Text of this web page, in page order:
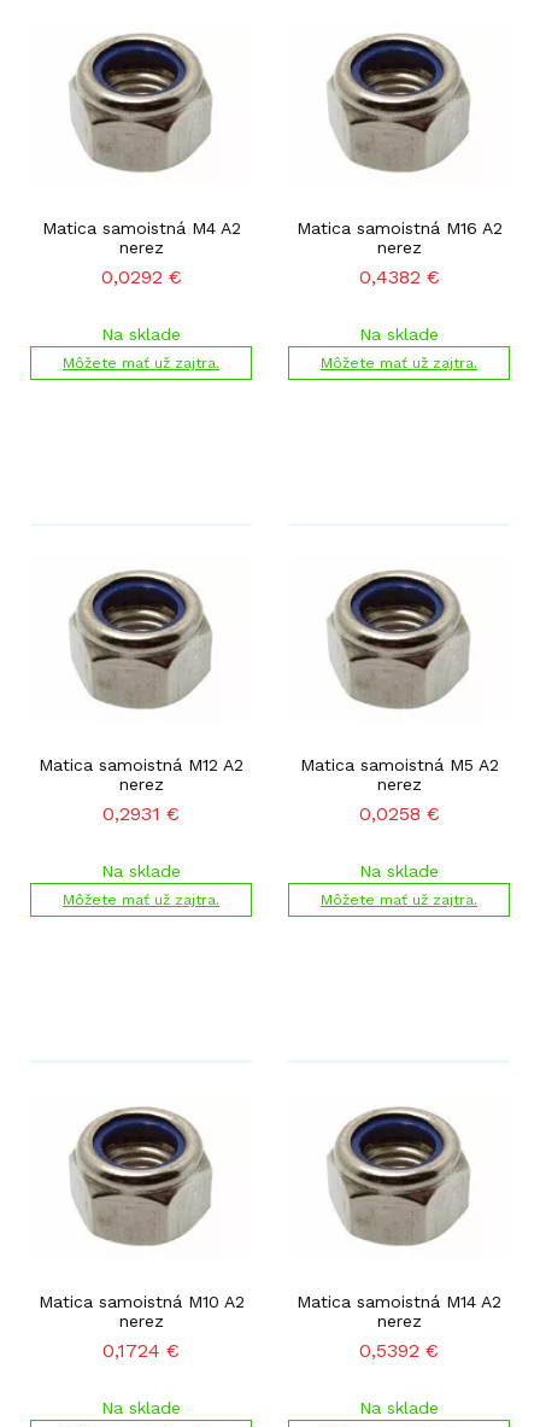
Matica samoistná M4 A2
nerez
0,0292 €
Na sklade
Môžete mať už zajtra.
Matica samoistná M16 A2
nerez
0,4382 €
Na sklade
Môžete mať už zajtra.
Matica samoistná M12 A2
nerez
0,2931 €
Na sklade
Môžete mať už zajtra.
Matica samoistná M5 A2
nerez
0,0258 €
Na sklade
Môžete mať už zajtra.
Matica samoistná M10 A2
nerez
0,1724 €
Na sklade
Matica samoistná M14 A2
nerez
0,5392 €
Na sklade